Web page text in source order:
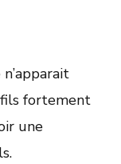
fortement
une